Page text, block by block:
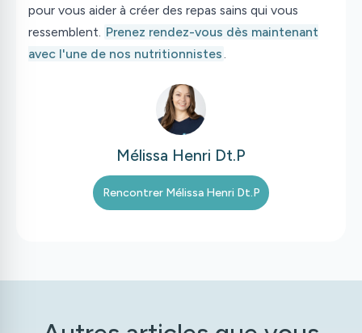
pour vous aider à créer des repas sains qui vous
ressemblent. Prenez rendez-vous dès maintenant
avec l'une de nos nutritionnistes .
Mélissa Henri Dt.P
Rencontrer Mélissa Henri Dt.P